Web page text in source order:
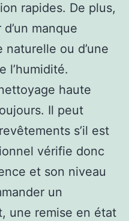
rapides. De plus,
manque
naturelle ou d’une
l’humidité.
haute
Il peut
s’il est
vérifie donc
et son niveau
un
une remise en état